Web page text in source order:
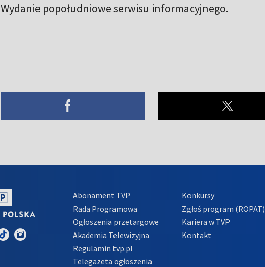
Wydanie popołudniowe serwisu informacyjnego.
Abonament TVP
Rada Programowa
Ogłoszenia przetargowe
Akademia Telewizyjna
Regulamin tvp.pl
Telegazeta ogłoszenia
Konkursy
Zgłoś program (ROPAT)
Kariera w TVP
Kontakt